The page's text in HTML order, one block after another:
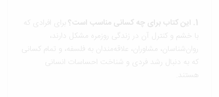
برای افرادی که
با خشم و کنترل آن در زندگی روزمره مشکل دارند،
روان‌شناسان، مشاوران، علاقه‌مندان به فلسفه، و تمام کسانی
که به دنبال رشد فردی و شناخت احساسات انسانی
هستند.